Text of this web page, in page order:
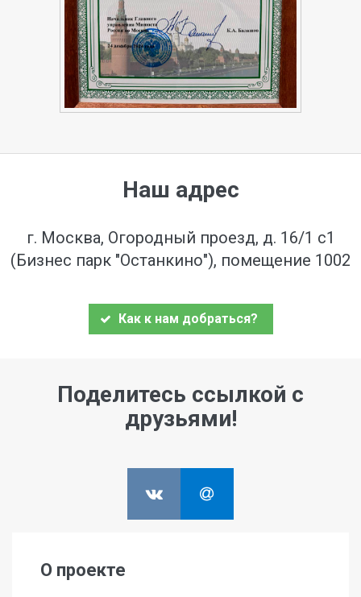
Наш адрес
г. Москва, Огородный проезд, д. 16/1 с1
(Бизнес парк "Останкино"), помещение 1002
Как к нам добраться?
Поделитесь ссылкой с
друзьями!
О проекте